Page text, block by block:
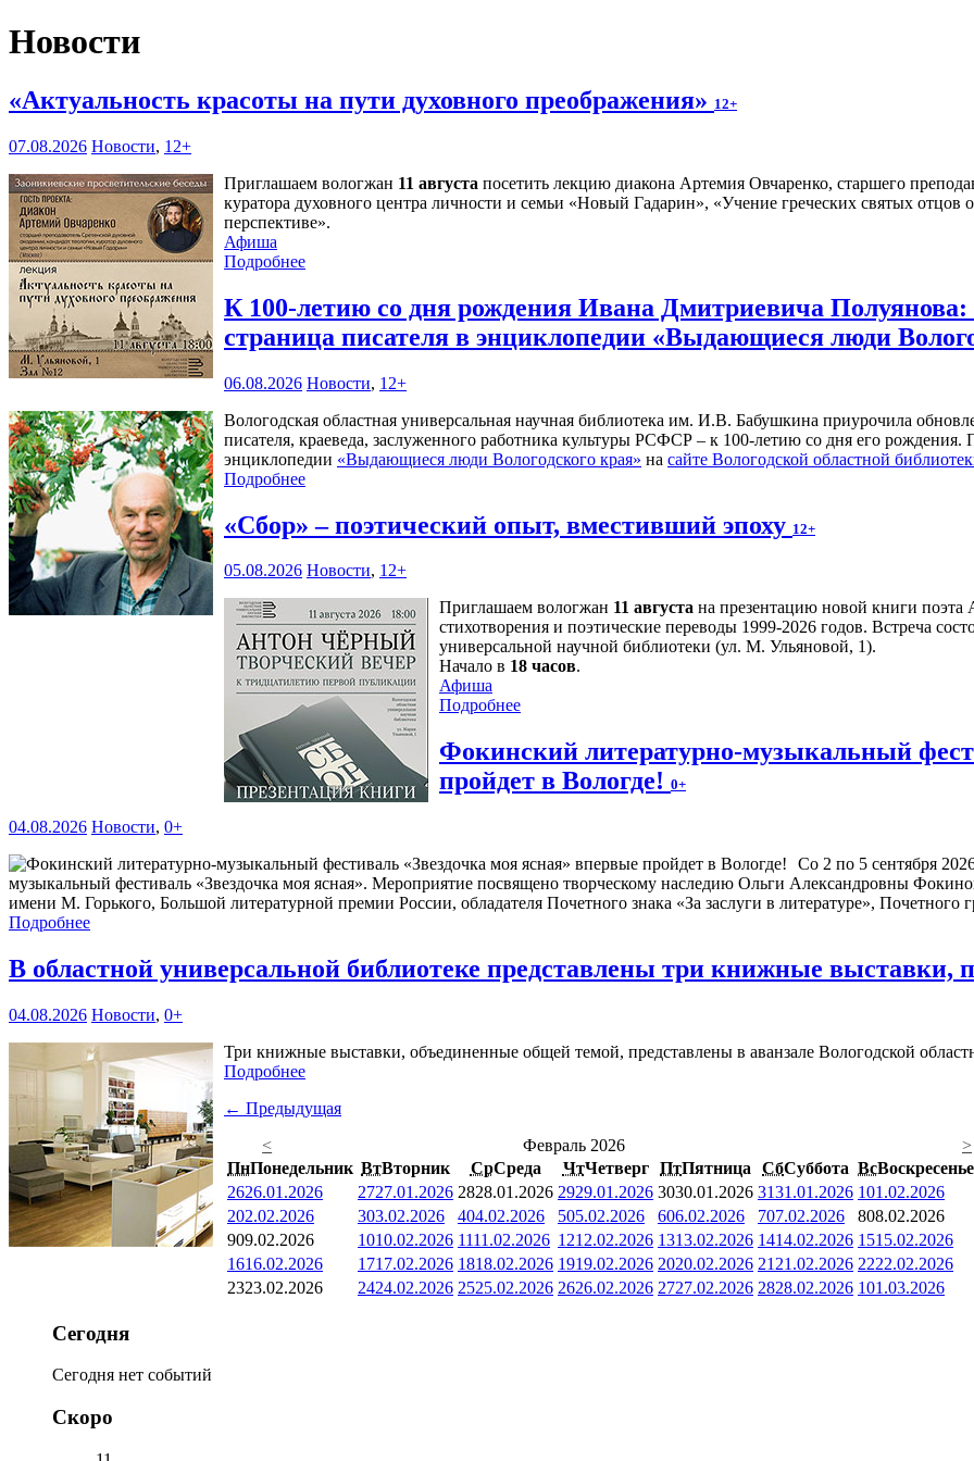
Новости
«Актуальность красоты на пути духовного преображения» 12+
07.08.2026 Новости, 12+
Приглашаем вологжан 11 августа посетить лекцию диакона Артемия Овчаренко, старшего
куратора духовного центра личности и семьи «Новый Гадарин», «Учение греческих святых отцов
перспективе».
Афиша
Подробнее
К 100-летию со дня рождения Ивана Дмитриевича Полуянова:
страница писателя в энциклопедии «Выдающиеся люди
06.08.2026 Новости, 12+
Вологодская областная универсальная научная библиотека им. И.В. Бабушкина приурочила
писателя, краеведа, заслуженного работника культуры РСФСР – к 100‑летию со дня его рождения.
энциклопедии «Выдающиеся люди Вологодского края» на сайте Вологодской областной
Подробнее
«Сбор» – поэтический опыт, вместивший эпоху 12+
05.08.2026 Новости, 12+
Приглашаем вологжан 11 августа на презентацию новой книги
стихотворения и поэтические переводы 1999-2026 годов. Встреча
универсальной научной библиотеки (ул. М. Ульяновой, 1).
Начало в 18 часов.
Афиша
Подробнее
Фокинский литературно-музыкальный
пройдет в Вологде! 0+
04.08.2026 Новости, 0+
Со 2 по 5 сентября
музыкальный фестиваль «Звездочка моя ясная». Мероприятие посвящено творческому наследию Ольги Александровны
имени М. Горького, Большой литературной премии России, обладателя Почетного знака «За заслуги в литературе»,
Подробнее
В областной универсальной библиотеке представлены три книжные
04.08.2026 Новости, 0+
Три книжные выставки, объединенные общей темой, представлены в аванзале Вологодской
Подробнее
← Предыдущая
<
Февраль 2026
>
ПнПонедельник ВтВторник СрСреда ЧтЧетверг ПтПятница СбСуббота ВсВоскресенье
2626.01.2026 2727.01.2026 2828.01.2026 2929.01.2026 3030.01.2026 3131.01.2026 101.02.2026
202.02.2026 303.02.2026 404.02.2026 505.02.2026 606.02.2026 707.02.2026 808.02.2026
909.02.2026 1010.02.2026 1111.02.2026 1212.02.2026 1313.02.2026 1414.02.2026 1515.02.2026
1616.02.2026 1717.02.2026 1818.02.2026 1919.02.2026 2020.02.2026 21 21.02.2026 2222.02.2026
2323.02.2026 2424.02.2026 2525.02.2026 2626.02.2026 2727.02.2026 2828.02.2026 101.03.2026
Сегодня
Сегодня нет событий
Скоро